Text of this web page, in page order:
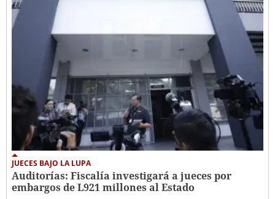
JUECES BAJO LA LUPA
Auditorías: Fiscalía investigará a jueces por
embargos de L921 millones al Estado